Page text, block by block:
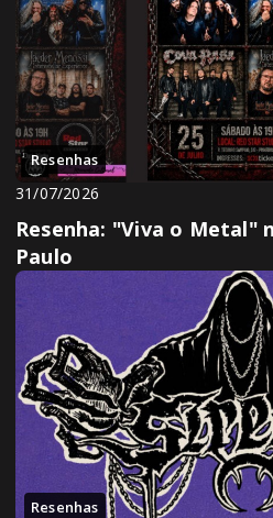
Resenhas
31/07/2026
Resenha: "Viva o Metal"
Paulo
Resenhas